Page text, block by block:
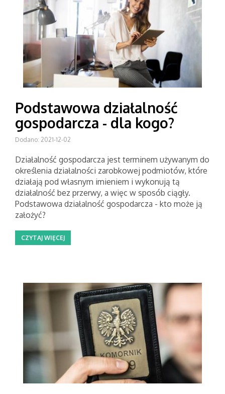
Podstawowa działalność
gospodarcza - dla kogo?
Dodano: 2021-12-02
Działalność gospodarcza jest terminem używanym do
określenia działalności zarobkowej podmiotów, które
działają pod własnym imieniem i wykonują tą
działalność bez przerwy, a więc w sposób ciągły.
Podstawowa działalność gospodarcza - kto może ją
założyć?
CZYTAJ WIĘCEJ